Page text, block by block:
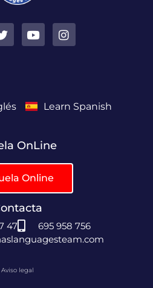
Learn Spanish
OnLine
Online
47
695 958 756
Aviso legal